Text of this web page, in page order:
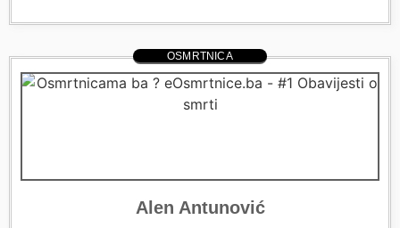
OSMRTNICA
Alen Antunović